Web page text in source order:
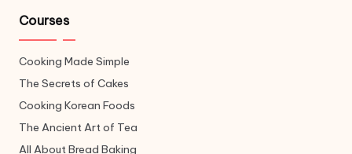
Courses
Cooking Made Simple
The Secrets of Cakes
Cooking Korean Foods
The Ancient Art of Tea
All About Bread Baking